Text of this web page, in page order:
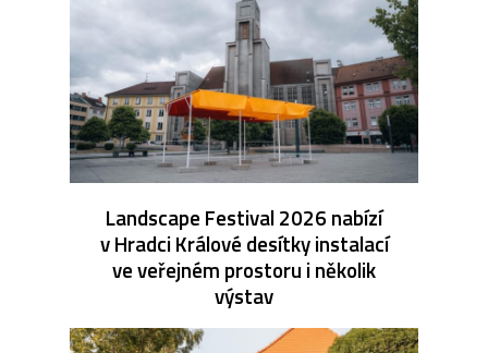
Landscape Festival 2026 nabízí
v Hradci Králové desítky instalací
ve veřejném prostoru i několik
výstav